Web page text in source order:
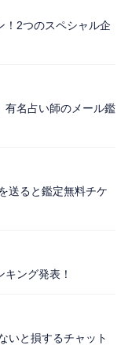
！2つのスペシャル企
有名占い師のメール鑑
送ると鑑定無料チケ
ング発表！
いと損するチャット